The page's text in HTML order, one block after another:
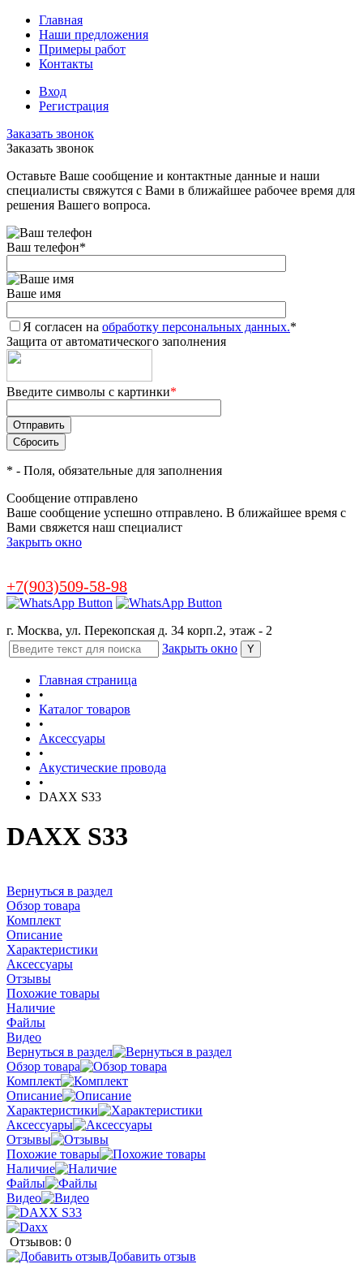
Главная
Наши предложения
Примеры работ
Контакты
Вход
Регистрация
Заказать звонок
Заказать звонок
Оставьте Ваше сообщение и контактные данные и наши
специалисты свяжутся с Вами в ближайшее рабочее время для
решения Вашего вопроса.
Ваш телефон*
Ваше имя
Я согласен на обработку персональных данных.*
Защита от автоматического заполнения
Введите символы с картинки*
* - Поля, обязательные для заполнения
Сообщение отправлено
Ваше сообщение успешно отправлено. В ближайшее время с
Вами свяжется наш специалист
Закрыть окно
+7(903)509-58-98
г. Москва, ул. Перекопская д. 34 корп.2, этаж - 2
Закрыть окно
Главная страница
•
Каталог товаров
•
Аксессуары
•
Акустические провода
•
DAXX S33
DAXX S33
Вернуться в раздел
Обзор товара
Комплект
Описание
Характеристики
Аксессуары
Отзывы
Похожие товары
Наличие
Файлы
Видео
Вернуться в раздел
Обзор товара
Комплект
Описание
Характеристики
Аксессуары
Отзывы
Похожие товары
Наличие
Файлы
Видео
Отзывов: 0
Добавить отзыв